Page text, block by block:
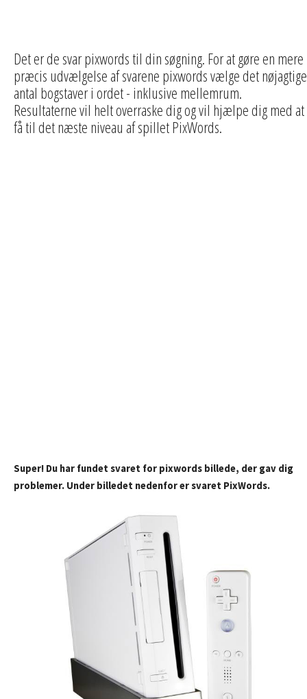
Det er de svar pixwords til din søgning. For at gøre en mere
præcis udvælgelse af svarene pixwords vælge det nøjagtige
antal bogstaver i ordet - inklusive mellemrum.
Resultaterne vil helt overraske dig og vil hjælpe dig med at
få til det næste niveau af spillet PixWords.
Super! Du har fundet svaret for pixwords billede, der gav dig
problemer. Under billedet nedenfor er svaret PixWords.